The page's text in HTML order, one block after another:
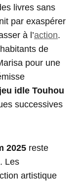
livres sans
par exaspérer
à l’action.
de
pour une
jeu idle Touhou
successives
2025 reste
Les
artistique